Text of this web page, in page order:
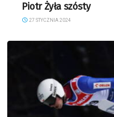
Piotr Żyła szósty
27 STYCZNIA 2024